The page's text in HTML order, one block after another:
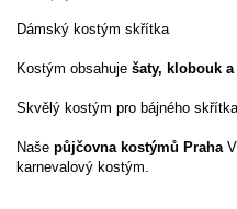
Dámský kostým skřítka
Kostým obsahuje šaty, klobouk
Skvělý kostým pro bájného
Naše půjčovna kostýmů Praha
karnevalový kostým.